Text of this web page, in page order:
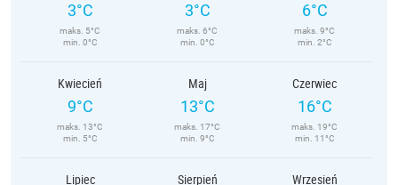
3°C
maks. 5°C
min. 0°C
3°C
maks. 6°C
min. 0°C
6°C
maks. 9°C
min. 2°C
Kwiecień
9°C
maks. 13°C
min. 5°C
Maj
13°C
maks. 17°C
min. 9°C
Czerwiec
16°C
maks. 19°C
min. 11°C
Lipiec Sierpień Wrzesień